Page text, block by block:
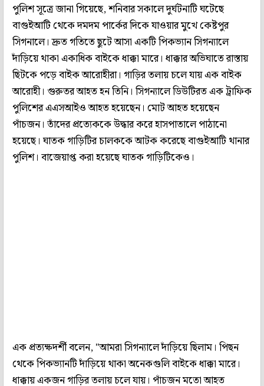
পুলিশ সূত্রে জানা গিয়েছে, শনিবার সকালে দুর্ঘটনাটি ঘটেছে
বাগুইআটি থেকে দমদম পার্কের দিকে যাওয়ার মুখে কেষ্টপুর
সিগনালে। দ্রুত গতিতে ছুটে আসা একটি পিকভ্যান সিগন্যালে
দাঁড়িয়ে থাকা একাধিক বাইকে ধাক্কা মারে। ধাক্কার অভিঘাতে রাস্তায়
ছিটকে পড়ে বাইক আরোহীরা। গাড়ির তলায় চলে যায় এক বাইক
আরোহী। গুরুতর আহত হন তিনি। সিগন্যালে ডিউটিরত এক ট্রাফিক
পুলিশের এএসআইও আহত হয়েছেন। মোট আহত হয়েছেন
পাঁচজন। তাঁদের প্রত্যেককে উদ্ধার করে হাসপাতালে পাঠানো
হয়েছে। ঘাতক গাড়িটির চালককে আটক করেছে বাগুইআটি থানার
পুলিশ। বাজেয়াপ্ত করা হয়েছে ঘাতক গাড়িটিকেও।
এক প্রত্যক্ষদর্শী বলেন, "আমরা সিগন্যালে দাঁড়িয়ে ছিলাম। পিছন
থেকে পিকভ্যানটি দাঁড়িয়ে থাকা অনেকগুলি বাইকে ধাক্কা মারে।
ধাক্কায় একজন গাড়ির তলায় চলে যায়। পাঁচজন মতো আহত